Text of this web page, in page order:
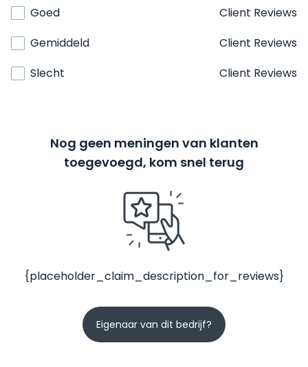
Goed
Client Reviews
Gemiddeld
Client Reviews
Slecht
Client Reviews
Nog geen meningen van klanten
toegevoegd, kom snel terug
{placeholder_claim_description_for_reviews}
Eigenaar van dit bedrijf?